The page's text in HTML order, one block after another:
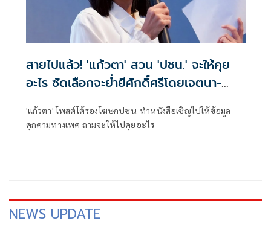
สายไปแล้ว! 'แก้วตา' สวน 'ปชน.' จะให้คุย
อะไร ซัดเลือกจะย่ำยีศักดิ์ศรีโดยเจตนา-
'แก้วตา' โพสต์โต้รองโฆษกปชน. ทำหนังสือเชิญไปให้ข้อมูล
คุกคามทางเพศ ถามจะให้ไปคุยอะไร
NEWS UPDATE